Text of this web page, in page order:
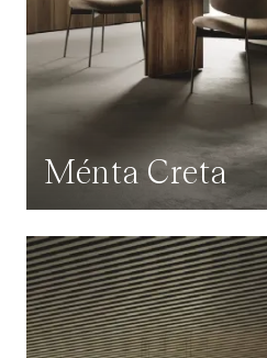
Ménta Creta